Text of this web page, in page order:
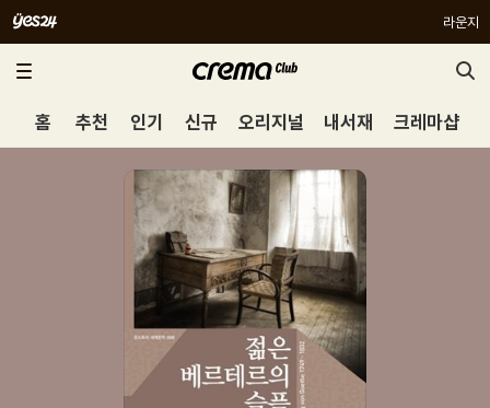
라운지
홈 추천 인기 신규 오리지널 내서재 크레마샵